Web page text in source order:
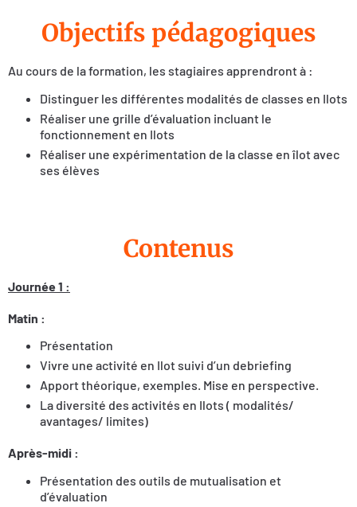
Objectifs pédagogiques
Au cours de la formation, les stagiaires apprendront à :
Distinguer les différentes modalités de classes en Ilots
Réaliser une grille d’évaluation incluant le
fonctionnement en Ilots
Réaliser une expérimentation de la classe en îlot avec
ses élèves
Contenus
Journée 1 :
Matin :
Présentation
Vivre une activité en Ilot suivi d’un debriefing
Apport théorique, exemples. Mise en perspective.
La diversité des activités en Ilots ( modalités/
avantages/ limites)
Après-midi :
Présentation des outils de mutualisation et
d’évaluation